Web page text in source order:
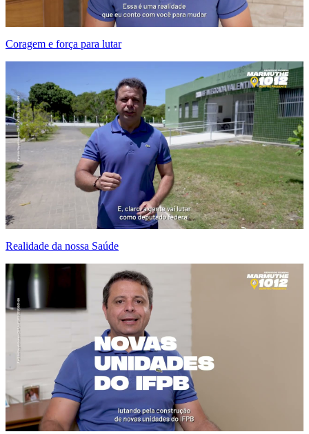
Coragem e força para lutar
Realidade da nossa Saúde